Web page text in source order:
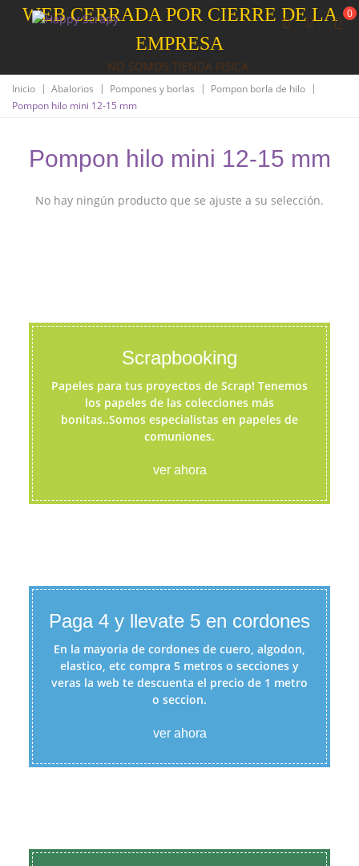
WEB CERRADA POR CIERRE DE LA
EMPRESA
NO SOMOS TIENDA FISICA
0
Inicio | Abalorios | Pompones y borlas | Pompon borla de hilo |
Pompon hilo mini 12-15 mm
Pompon hilo mini 12-15 mm
No hay ningún producto que se ajuste a su selección.
Scrapbooking
Papeles para tus proyectos de Scrap! Tenemos
los papeles de las colecciones más
bonitas..Somos especialistas en papeles de
comuniones.
ver ahora
Paga 4 y llevate 5 en cordones
En la mayoria de cordones de cuero, algodon,
elastico, etc compra 5 metros o secciones y
veras la web te descuenta el precio de 1 metro
o seccion.
ver ahora